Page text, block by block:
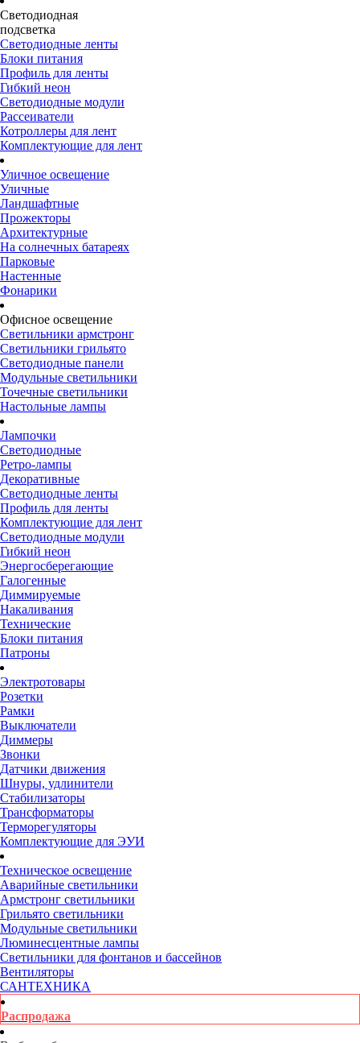
Светодиодная
подсветка
Светодиодные ленты
Блоки питания
Профиль для ленты
Гибкий неон
Светодиодные модули
Рассеиватели
Котроллеры для лент
Комплектующие для лент
Уличное освещение
Уличные
Ландшафтные
Прожекторы
Архитектурные
На солнечных батареях
Парковые
Настенные
Фонарики
Офисное освещение
Светильники армстронг
Светильники грильято
Светодиодные панели
Модульные светильники
Точечные светильники
Настольные лампы
Лампочки
Светодиодные
Ретро-лампы
Декоративные
Светодиодные ленты
Профиль для ленты
Комплектующие для лент
Светодиодные модули
Гибкий неон
Энергосберегающие
Галогенные
Диммируемые
Накаливания
Технические
Блоки питания
Патроны
Электротовары
Розетки
Рамки
Выключатели
Диммеры
Звонки
Датчики движения
Шнуры, удлинители
Стабилизаторы
Трансформаторы
Терморегуляторы
Комплектующие для ЭУИ
Техническое освещение
Аварийные светильники
Армстронг светильники
Грильято светильники
Модульные светильники
Люминесцентные лампы
Светильники для фонтанов и бассейнов
Вентиляторы
САНТЕХНИКА
Распродажа